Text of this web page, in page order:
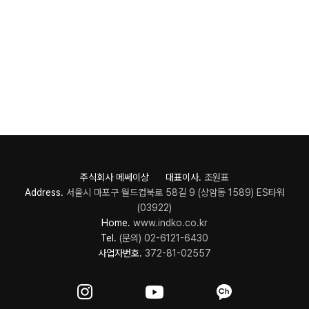
주식회사 메쎄이상 대표이사. 조원표
Address. 서울시 마포구 월드컵북로 58길 9 (상암동 1589) ES타워
(03922)
Home. www.indko.co.kr
Tel. (문의) 02-6121-6430
사업자번호. 372-81-02557